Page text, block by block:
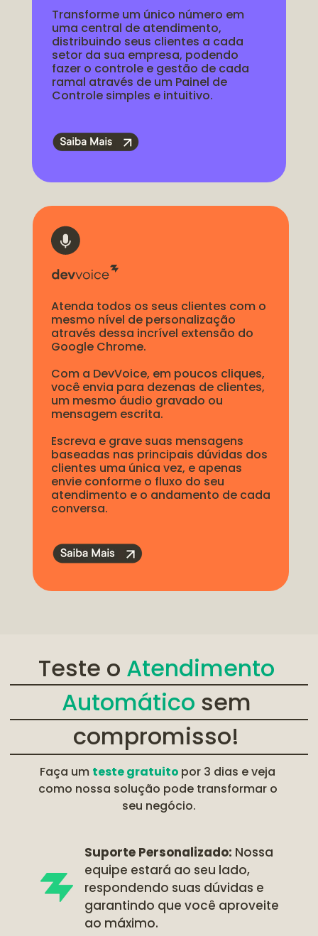
Atenda todos os seus clientes com o
mesmo nível de personalização
através dessa incrível extensão do
Google Chrome.
Com a DevVoice, em poucos cliques,
você envia para dezenas de clientes,
um mesmo áudio gravado ou
mensagem escrita.
Escreva e grave suas mensagens
baseadas nas principais dúvidas dos
clientes uma única vez, e apenas
envie conforme o fluxo do seu
atendimento e o andamento de cada
conversa.
Transforme um único número em
uma central de atendimento,
distribuindo seus clientes a cada
setor da sua empresa, podendo
fazer o controle e gestão de cada
ramal através de um Painel de
Controle simples e intuitivo.
Teste o Atendimento
Automático sem
compromisso!
Faça um teste gratuito por 3 dias e veja
como nossa solução pode transformar o
seu negócio.
Suporte Personalizado: Nossa
equipe estará ao seu lado,
respondendo suas dúvidas e
garantindo que você aproveite
ao máximo.